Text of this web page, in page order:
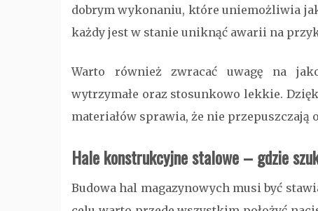
dobrym wykonaniu, które uniemożliwia
każdy jest w stanie uniknąć awarii na
Warto również zwracać uwagę na
wytrzymałe oraz stosunkowo lekkie.
materiałów sprawia, że nie przepuszczają
Hale konstrukcyjne stalowe – gdzie
Budowa hal magazynowych musi być